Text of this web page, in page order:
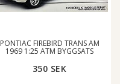
PONTIAC FIREBIRD TRANS AM
1969 1:25 ATM BYGGSATS
350 SEK